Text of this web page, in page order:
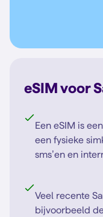
eSIM voor
Een eSIM is
een fysieke
sms’en en
Veel recente
bijvoorbeeld